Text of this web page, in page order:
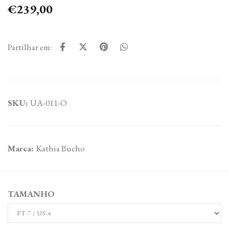
€239,00
Partilhar em:
SKU: UA-011-O
Marca: Kathia Bucho
TAMANHO